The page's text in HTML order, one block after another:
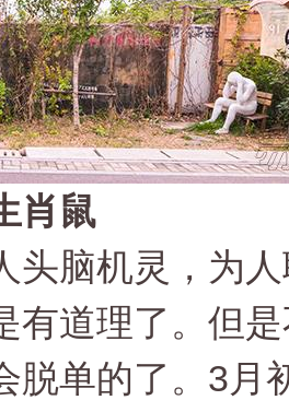
肖鼠
头脑机灵，为
有道理了。但
脱单的了。3月